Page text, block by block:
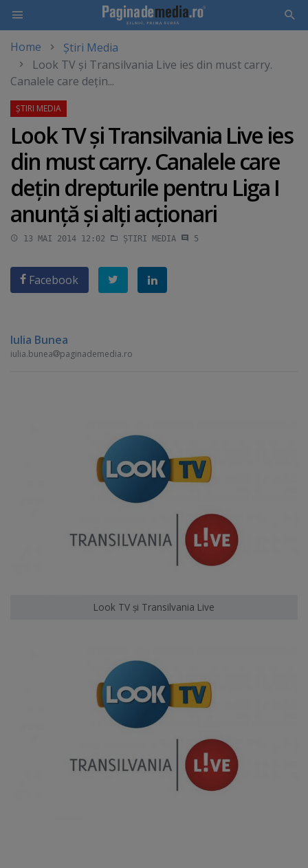
main
content
Home
Știri Media
Look TV şi Transilvania Live ies din must carry.
Canalele care deţin...
Look TV şi Transilvania Live ies
din must carry. Canalele care
deţin drepturile pentru Liga I
anunţă şi alţi acţionari
13 MAI 2014 12:02 ȘTIRI MEDIA 5
Facebook
Iulia Bunea
iulia.bunea paginademedia.ro
Look TV şi Transilvania Live